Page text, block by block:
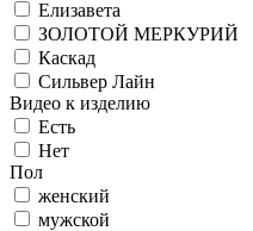
Елизавета
ЗОЛОТОЙ МЕРКУРИЙ
Каскад
Сильвер Лайн
Видео к изделию
Есть
Нет
Пол
женский
мужской